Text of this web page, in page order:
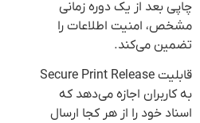
چاپی بعد از یک دوره زمانی
مشخص، امنیت اطلاعات را
تضمین می‌کند.
قابلیت Secure Print Release
به کاربران اجازه می‌دهد که
اسناد خود را از هر کجا ارسال